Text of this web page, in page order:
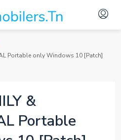
Portable only Windows 10 [Patch]
&
Portable